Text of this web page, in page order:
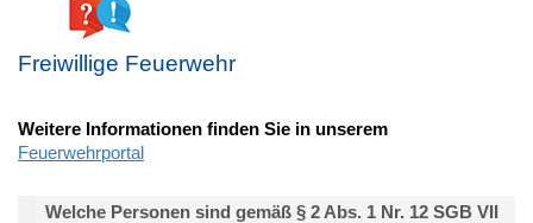
Freiwillige Feuerwehr
Weitere Informationen finden Sie in unserem
Feuerwehrportal
Welche Personen sind gemäß § 2 Abs. 1 Nr. 12 SGB VII